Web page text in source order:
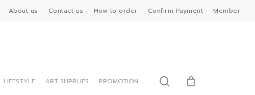
About us Contact us How to order Confirm Payment Member
LIFESTYLE ART SUPPLIES PROMOTION search